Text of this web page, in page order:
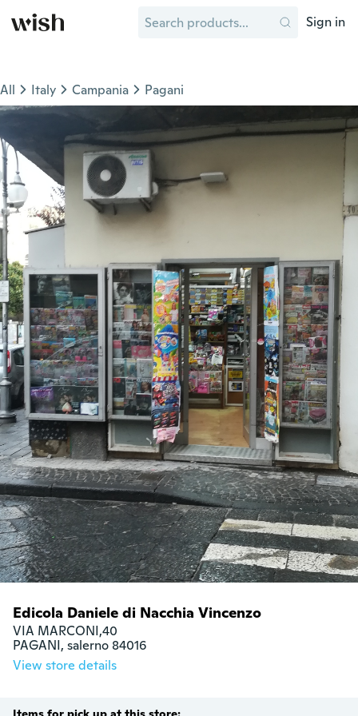
Sign in
All Italy Campania Pagani
Edicola Daniele di Nacchia Vincenzo
VIA MARCONI,40
PAGANI, salerno 84016
View store details